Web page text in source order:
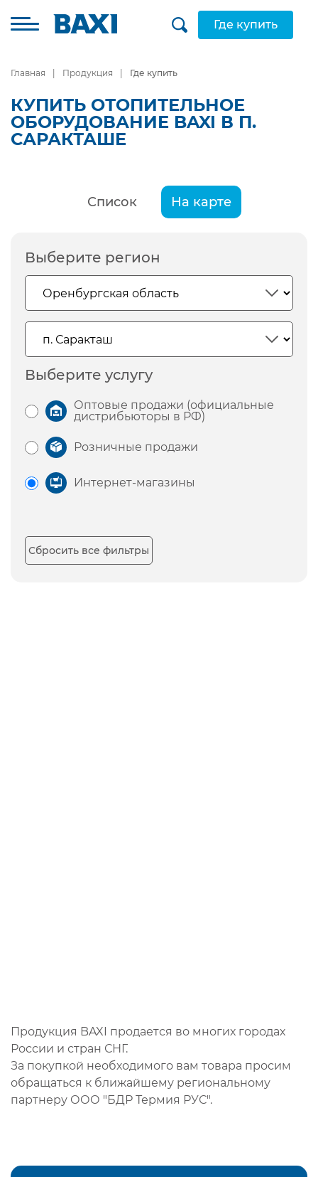
Где купить
Главная Продукция Где купить
КУПИТЬ ОТОПИТЕЛЬНОЕ
ОБОРУДОВАНИЕ BAXI В П.
САРАКТАШЕ
Список На карте
Выберите регион
Выберите услугу
Оптовые продажи (официальные
дистрибьюторы в РФ)
Розничные продажи
Интернет-магазины
Сбросить все фильтры
Продукция BAXI продается во многих городах
России и стран СНГ.
За покупкой необходимого вам товара просим
обращаться к ближайшему региональному
партнеру ООО "БДР Термия РУС".